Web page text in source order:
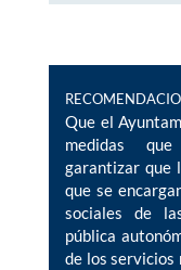
Que el
medidas
garantizar que
que se
sociales de
pública
de los servicios